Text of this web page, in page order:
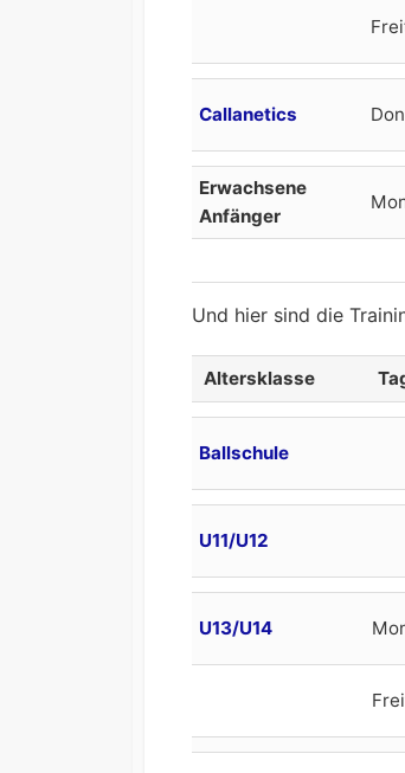
Callanetics
Erwachsene
Anfänger
Und hier sind die
Altersklasse
Altersklasse
Ballschule
U11/U12
U13/U14